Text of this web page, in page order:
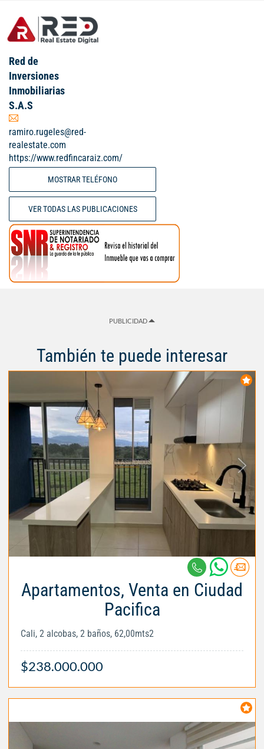
Red de
Inversiones
Inmobiliarias
S.A.S
ramiro.rugeles@red-
realestate.com
https://www.redfincaraiz.com/
MOSTRAR TELÉFONO
VER TODAS LAS PUBLICACIONES
PUBLICIDAD
También te puede interesar
Apartamentos, Venta en Ciudad
Pacifica
Cali, 2 alcobas, 2 baños, 62,00mts2
$238.000.000